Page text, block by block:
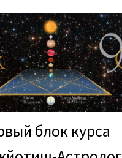
блок курса